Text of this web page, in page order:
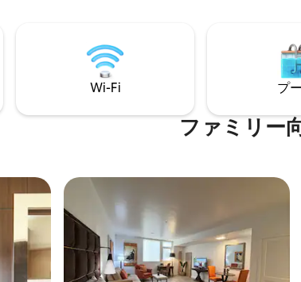
the
your
Wi-Fi プ
ファミリー